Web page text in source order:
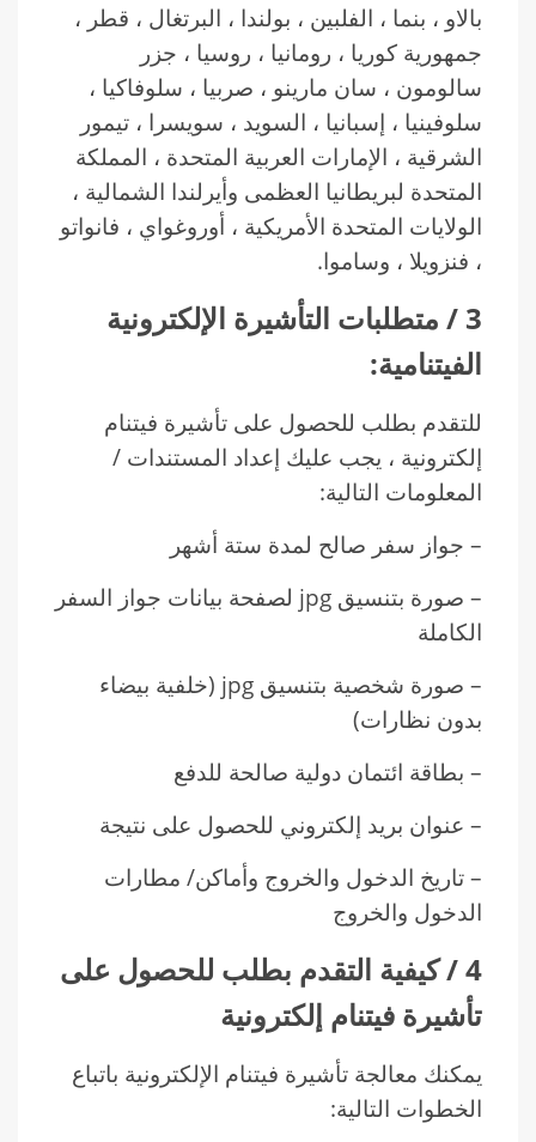
بالاو ، بنما ، الفلبين ، بولندا ، البرتغال ، قطر ،
جمهورية كوريا ، رومانيا ، روسيا ، جزر
سالومون ، سان مارينو ، صربيا ، سلوفاكيا ،
سلوفينيا ، إسبانيا ، السويد ، سويسرا ، تيمور
الشرقية ، الإمارات العربية المتحدة ، المملكة
المتحدة لبريطانيا العظمى وأيرلندا الشمالية ،
الولايات المتحدة الأمريكية ، أوروغواي ، فانواتو
، فنزويلا ، وساموا.
3 / متطلبات التأشيرة الإلكترونية
الفيتنامية:
للتقدم بطلب للحصول على تأشيرة فيتنام
إلكترونية ، يجب عليك إعداد المستندات /
المعلومات التالية:
– جواز سفر صالح لمدة ستة أشهر
– صورة بتنسيق jpg لصفحة بيانات جواز السفر
الكاملة
– صورة شخصية بتنسيق jpg (خلفية بيضاء
بدون نظارات)
– بطاقة ائتمان دولية صالحة للدفع
– عنوان بريد إلكتروني للحصول على نتيجة
– تاريخ الدخول والخروج وأماكن/ مطارات
الدخول والخروج
4 / كيفية التقدم بطلب للحصول على
تأشيرة فيتنام إلكترونية
يمكنك معالجة تأشيرة فيتنام الإلكترونية باتباع
الخطوات التالية: